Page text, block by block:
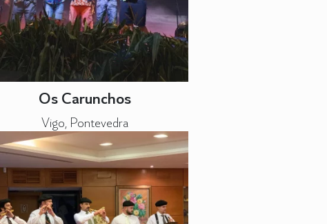
Os Carunchos
Vigo, Pontevedra